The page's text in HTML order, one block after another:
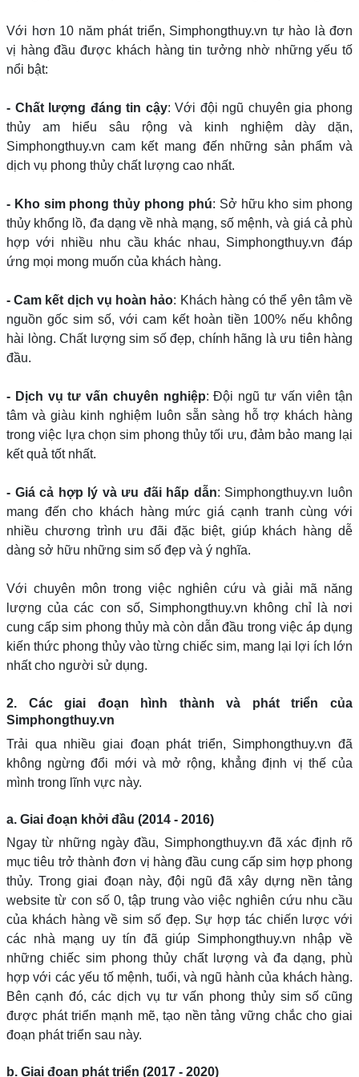
Với hơn 10 năm phát triển, Simphongthuy.vn tự hào là đơn
vị hàng đầu được khách hàng tin tưởng nhờ những yếu tố
nổi bật:
- Chất lượng đáng tin cậy: Với đội ngũ chuyên gia phong
thủy am hiểu sâu rộng và kinh nghiệm dày dặn,
Simphongthuy.vn cam kết mang đến những sản phẩm và
dịch vụ phong thủy chất lượng cao nhất.
- Kho sim phong thủy phong phú: Sở hữu kho sim phong
thủy khổng lồ, đa dạng về nhà mạng, số mệnh, và giá cả phù
hợp với nhiều nhu cầu khác nhau, Simphongthuy.vn đáp
ứng mọi mong muốn của khách hàng.
- Cam kết dịch vụ hoàn hảo: Khách hàng có thể yên tâm về
nguồn gốc sim số, với cam kết hoàn tiền 100% nếu không
hài lòng. Chất lượng sim số đẹp, chính hãng là ưu tiên hàng
đầu.
- Dịch vụ tư vấn chuyên nghiệp: Đội ngũ tư vấn viên tận
tâm và giàu kinh nghiệm luôn sẵn sàng hỗ trợ khách hàng
trong việc lựa chọn sim phong thủy tối ưu, đảm bảo mang lại
kết quả tốt nhất.
- Giá cả hợp lý và ưu đãi hấp dẫn: Simphongthuy.vn luôn
mang đến cho khách hàng mức giá cạnh tranh cùng với
nhiều chương trình ưu đãi đặc biệt, giúp khách hàng dễ
dàng sở hữu những sim số đẹp và ý nghĩa.
Với chuyên môn trong việc nghiên cứu và giải mã năng
lượng của các con số, Simphongthuy.vn không chỉ là nơi
cung cấp sim phong thủy mà còn dẫn đầu trong việc áp dụng
kiến thức phong thủy vào từng chiếc sim, mang lại lợi ích lớn
nhất cho người sử dụng.
2. Các giai đoạn hình thành và phát triển của
Simphongthuy.vn
Trải qua nhiều giai đoạn phát triển, Simphongthuy.vn đã
không ngừng đổi mới và mở rộng, khẳng định vị thế của
mình trong lĩnh vực này.
a. Giai đoạn khởi đầu (2014 - 2016)
Ngay từ những ngày đầu, Simphongthuy.vn đã xác định rõ
mục tiêu trở thành đơn vị hàng đầu cung cấp sim hợp phong
thủy. Trong giai đoạn này, đội ngũ đã xây dựng nền tảng
website từ con số 0, tập trung vào việc nghiên cứu nhu cầu
của khách hàng về sim số đẹp. Sự hợp tác chiến lược với
các nhà mạng uy tín đã giúp Simphongthuy.vn nhập về
những chiếc sim phong thủy chất lượng và đa dạng, phù
hợp với các yếu tố mệnh, tuổi, và ngũ hành của khách hàng.
Bên cạnh đó, các dịch vụ tư vấn phong thủy sim số cũng
được phát triển mạnh mẽ, tạo nền tảng vững chắc cho giai
đoạn phát triển sau này.
b. Giai đoạn phát triển (2017 - 2020)